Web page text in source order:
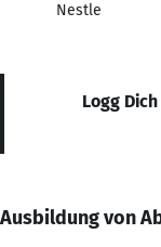
Nestle
Logg
Ausbildung von